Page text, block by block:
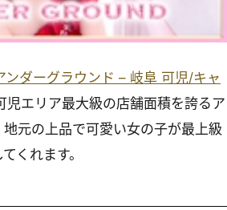
ンダーグラウンド – 岐阜 可児/キャ
児エリア最大級の店舗面積を誇るア
元の上品で可愛い女の子が最上級
くれます。